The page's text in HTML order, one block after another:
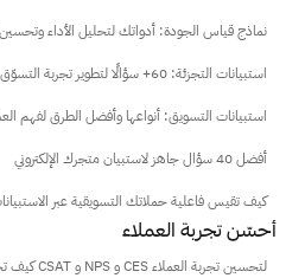
نماذج قياس الجودة: أدواتك لتحليل الأداء
استبيانات التجزئة: 60+ سؤالًا لتطوير تجربة التسوّق
استبيانات التسويق: أنواعها وأفضل الطرق لفهم
أفضل 40 سؤال جاهز لاستبيان متجرك الإلكتروني
كيف تقيس فاعلية حملاتك التسويقية عبر
كيف تختار بين CSAT و NPS و CES لتحسين تجربة العملاء